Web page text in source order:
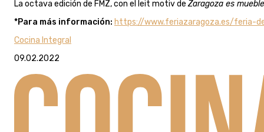
La octava edición de FMZ, con el leit motiv deZaragoza es mueble
*Para más información: https://www.feriazaragoza.es/feria-
Cocina Integral
09.02.2022